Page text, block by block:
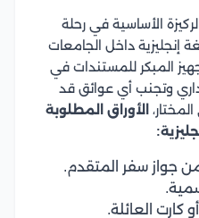
الأساسية في رحلة
إنجليزية داخل الجامعات
المبكر للمستندات في
وتجنب أي عوائق قد
الأوراق المطلوبة
جواز سفر المتقدم.
العائلة.